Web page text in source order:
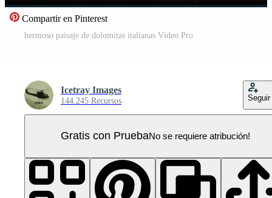
Compartir en Pinterest
hermoso paisaje de dolomitas italianas Vídeo Pro
Icetray Images
144.245 Recursos Seguir
Gratis con PruebaNo se requiere atribución!